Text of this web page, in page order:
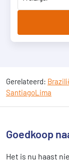
Gerelateerd:
SantiagoLima
Goedkoop
Het is nu haast